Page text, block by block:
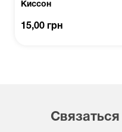
Киссон
15,00 грн